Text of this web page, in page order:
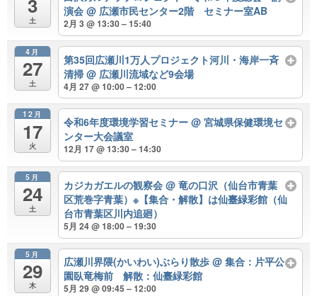
3
土
演会@ 広瀬市民センター2階 セミナー室AB
2月 3 @ 13:30 – 15:40
4月
27
土
第35回広瀬川1万人プロジェクト河川・海岸一斉
清掃@ 広瀬川流域など9会場
4月 27 @ 10:00 – 12:00
12月
17
火
令和6年度環境学習セミナー@ 宮城県保健環境セ
ンター大会議室
12月 17 @ 13:30 – 14:30
5月
24
土
カジカガエルの観察会@ 竜の口沢（仙台市青葉
区荒巻字青葉）※【集合・解散】は仙臺緑彩館（仙
台市青葉区川内追廻）
5月 24 @ 18:00 – 19:30
5月
29
木
広瀬川界隈(かいわい)ぶらり散歩@ 集合：片平公
園臥竜梅前 解散：仙臺緑彩館
5月 29 @ 09:45 – 12:00